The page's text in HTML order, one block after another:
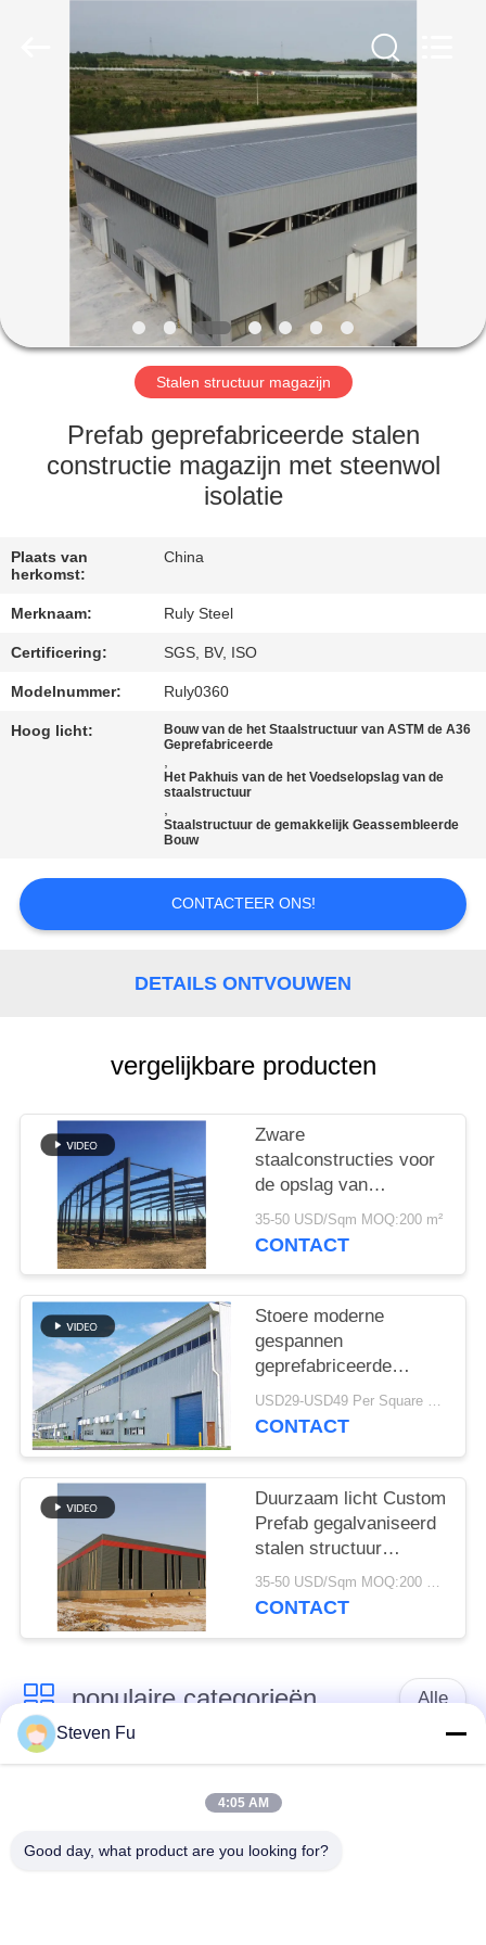
HUIS
PRODUCTEN
VIDEOS
VR-
SHOW
ONGEVEER
ONS
CONTACTEER
ONS
FOUTENOPLOSSING
BLOG
SITEMAP
POLICY
Stalen structuur magazijn
Prefab geprefabriceerde stalen
constructie magazijn met steenwol
isolatie
Plaats van
herkomst:
China
Merknaam: Ruly Steel
Certificering: SGS, BV, ISO
Modelnummer: Ruly0360
Hoog licht:
Bouw van de het Staalstructuur van ASTM de A36
Geprefabriceerde
,
Het Pakhuis van de het Voedselopslag van de
staalstructuur
,
Staalstructuur de gemakkelijk Geassembleerde
Bouw
CONTACTEER ONS!
DETAILS ONTVOUWEN
vergelijkbare producten
Zware
staalconstructies voor
de opslag van
cementfabrieken
35-50 USD/Sqm MOQ:200 m²
CONTACT
Stoere moderne
gespannen
geprefabriceerde
industriële
staalstructuur
USD29-USD49 Per Square Meter MOQ:200 vierkante meter
CONTACT
Duurzaam licht Custom
Prefab gegalvaniseerd
stalen structuur
magazijn voor opslag 35-50 USD/Sqm MOQ:200 vierkante meter
CONTACT
populaire categorieën Alle
stalen structuur
De Workshop van de
staalstructuur
de bouw van de
De vervaardiging van
Steven Fu
4:05 AM
Good day, what product are you looking for?